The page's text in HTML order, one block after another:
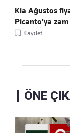
Kia Ağustos
Picanto'ya
Kaydet
ÖNE